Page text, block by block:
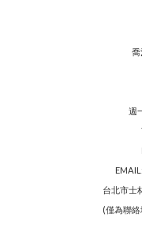
喬
週
台北市士
(僅為聯